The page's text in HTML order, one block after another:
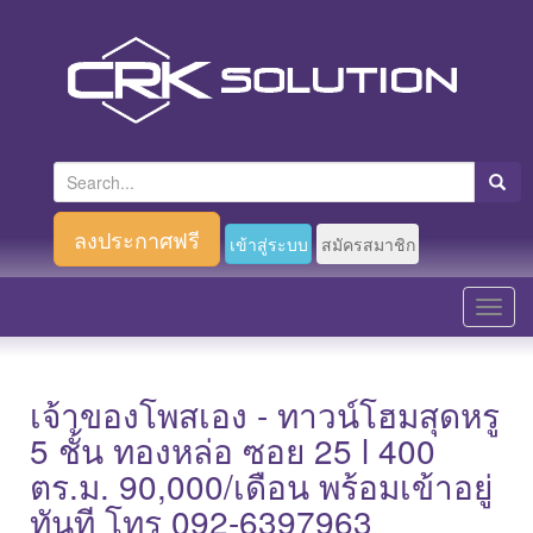
e
r
r
ลงประกาศฟรี เข้าสู่ระบบ สมัครสมาชิก
T
o
l
n
เจ้าของโพสเอง - ทาวน์โฮมสุดหรู
5 ชั้น ทองหล่อ ซอย 25 l 400
ตร.ม. 90,000/เดือน พร้อมเข้าอยู่
ทันที โทร 092-6397963